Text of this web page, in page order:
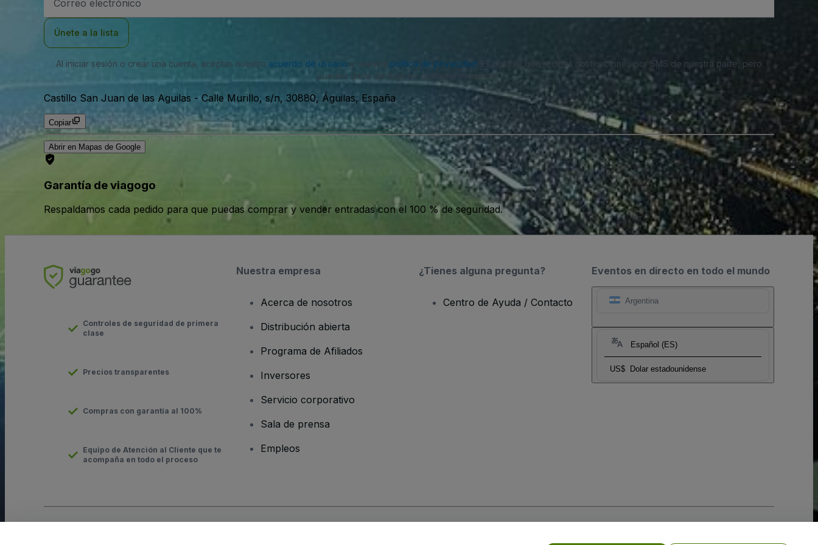
de
Únete a la lista
Al iniciar sesión o crear una cuenta, aceptas nuestro acuerdo de usuario política de privacidad . Es posible que recibas notificaciones por SMS de nuestra parte, pero
puedes darte de baja en cualquier momento.
Castillo San Juan de las Aguilas - Calle Murillo, s/n, 30880, Águilas, España
Copiar
Abrir en Mapas de Google
Garantía de viagogo
Respaldamos cada pedido para que puedas comprar y vender entradas con el 100 % de seguridad.
Eventos en directo en todo el mundo
Argentina
Español (ES)
US$ Dolar estadounidense
Controles de seguridad de primera
clase
Precios transparentes
Compras con garantía al 100%
Equipo de Atención al Cliente que te
acompaña en todo el proceso
Nuestra empresa
Acerca de nosotros
Distribución abierta
Programa de Afiliados
Inversores
Servicio corporativo
Sala de prensa
Empleos
¿Tienes alguna pregunta?
Centro de Ayuda / Contacto